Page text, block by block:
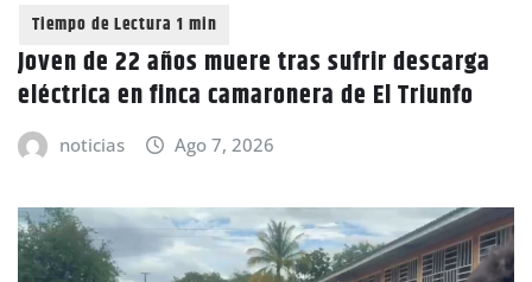
Joven de 22 años muere tras sufrir descarga
eléctrica en finca camaronera de El Triunfo
noticias Ago 7, 2026